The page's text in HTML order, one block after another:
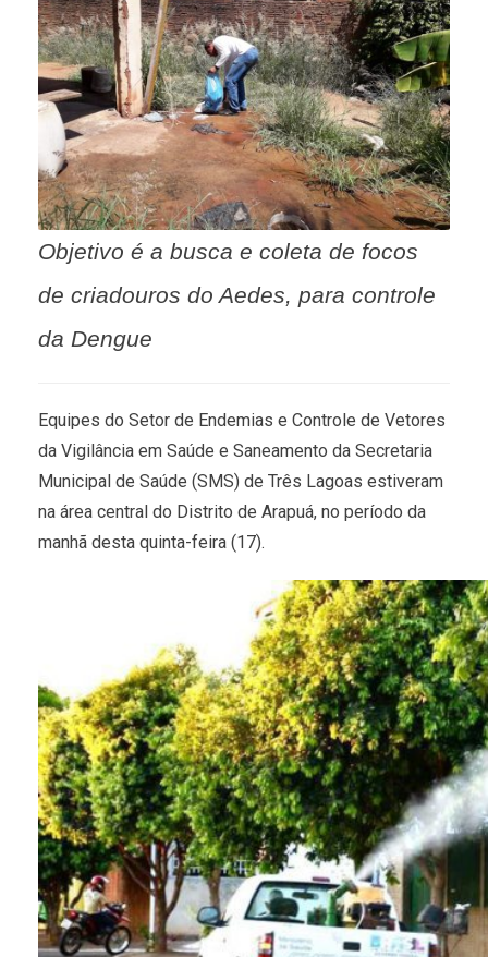
Objetivo é a busca e coleta de focos
de criadouros do Aedes, para controle
da Dengue
Equipes do Setor de Endemias e Controle de Vetores
da Vigilância em Saúde e Saneamento da Secretaria
Municipal de Saúde (SMS) de Três Lagoas estiveram
na área central do Distrito de Arapuá, no período da
manhã desta quinta-feira (17).